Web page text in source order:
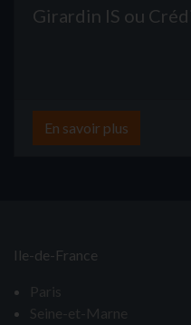
Girardin IS ou
En savoir plus
Ile-de-France
Paris
Seine-et-Marne